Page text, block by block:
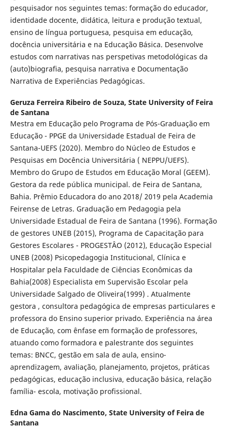
pesquisador nos seguintes temas: formação do educador,
identidade docente, didática, leitura e produção textual,
ensino de língua portuguesa, pesquisa em educação,
docência universitária e na Educação Básica. Desenvolve
estudos com narrativas nas perspetivas metodológicas da
(auto)biografia, pesquisa narrativa e Documentação
Narrativa de Experiências Pedagógicas.
Geruza Ferreira Ribeiro de Souza, State University of Feira
de Santana
Mestra em Educação pelo Programa de Pós-Graduação em
Educação - PPGE da Universidade Estadual de Feira de
Santana-UEFS (2020). Membro do Núcleo de Estudos e
Pesquisas em Docência Universitária ( NEPPU/UEFS).
Membro do Grupo de Estudos em Educação Moral (GEEM).
Gestora da rede pública municipal. de Feira de Santana,
Bahia. Prêmio Educadora do ano 2018/ 2019 pela Academia
Feirense de Letras. Graduação em Pedagogia pela
Universidade Estadual de Feira de Santana (1996). Formação
de gestores UNEB (2015), Programa de Capacitação para
Gestores Escolares - PROGESTÂO (2012), Educação Especial
UNEB (2008) Psicopedagogia Institucional, Clínica e
Hospitalar pela Faculdade de Ciências Econômicas da
Bahia(2008) Especialista em Supervisão Escolar pela
Universidade Salgado de Oliveira(1999) . Atualmente
gestora , consultora pedagógica de empresas particulares e
professora do Ensino superior privado. Experiência na área
de Educação, com ênfase em formação de professores,
atuando como formadora e palestrante dos seguintes
temas: BNCC, gestão em sala de aula, ensino-
aprendizagem, avaliação, planejamento, projetos, práticas
pedagógicas, educação inclusiva, educação básica, relação
família- escola, motivação profissional.
Edna Gama do Nascimento, State University of Feira de
Santana